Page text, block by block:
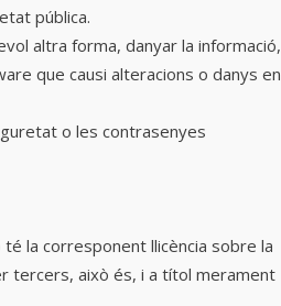
pública.
altra forma, danyar la informació,
que causi alteracions o danys en
o les contrasenyes
la corresponent llicència sobre la
tercers, això és, i a títol merament